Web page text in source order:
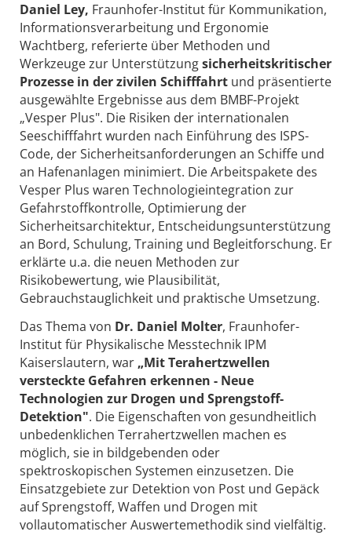
Daniel Ley, Fraunhofer-Institut für Kommunikation,
Informationsverarbeitung und Ergonomie
Wachtberg, referierte über Methoden und
Werkzeuge zur Unterstützungsicherheitskritischer
Prozesse in der zivilen Schifffahrt und präsentierte
ausgewählte Ergebnisse aus dem BMBF-Projekt
„Vesper Plus". Die Risiken der internationalen
Seeschifffahrt wurden nach Einführung des ISPS-
Code, der Sicherheitsanforderungen an Schiffe und
an Hafenanlagen minimiert. Die Arbeitspakete des
Vesper Plus waren Technologieintegration zur
Gefahrstoffkontrolle, Optimierung der
Sicherheitsarchitektur, Entscheidungsunterstützung
an Bord, Schulung, Training und Begleitforschung. Er
erklärte u.a. die neuen Methoden zur
Risikobewertung, wie Plausibilität,
Gebrauchstauglichkeit und praktische Umsetzung.
Das Thema von Dr. Daniel Molter, Fraunhofer-
Institut für Physikalische Messtechnik IPM
Kaiserslautern, war „Mit Terahertzwellen
versteckte Gefahren erkennen - Neue
Technologien zur Drogen und Sprengstoff-
Detektion". Die Eigenschaften von gesundheitlich
unbedenklichen Terrahertzwellen machen es
möglich, sie in bildgebenden oder
spektroskopischen Systemen einzusetzen. Die
Einsatzgebiete zur Detektion von Post und Gepäck
auf Sprengstoff, Waffen und Drogen mit
vollautomatischer Auswertemethodik sind vielfältig.